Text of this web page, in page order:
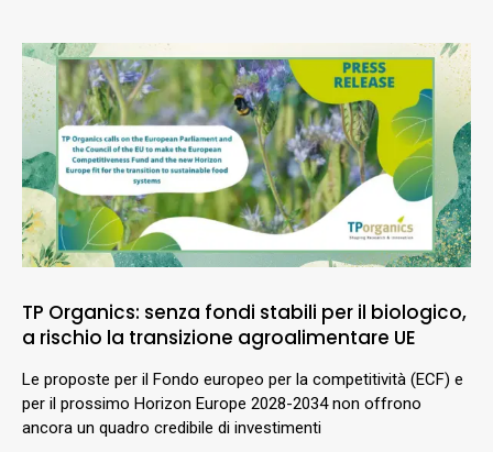
TP Organics: senza fondi stabili per il biologico,
a rischio la transizione agroalimentare UE
Le proposte per il Fondo europeo per la competitività (ECF) e
per il prossimo Horizon Europe 2028-2034 non offrono
ancora un quadro credibile di investimenti